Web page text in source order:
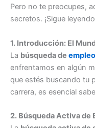
Pero no te preocupes,
secretos. ¡Sigue
1. Introducción: El
La búsqueda de empleo
enfrentamos en algún
que estés buscando tu
carrera, es esencial
2. Búsqueda Activa de